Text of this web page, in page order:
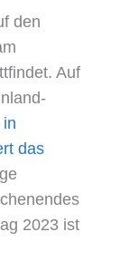
den
Auf
in
das
2023 ist